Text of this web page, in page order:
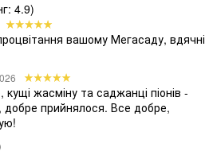
4.9)
вашому Мегасаду, вдячні
жасміну та саджанці піонів -
добре прийнялося. Все добре,